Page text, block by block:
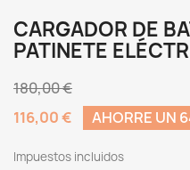
CARGADOR DE
PATINETE
180,00 €
116,00 €
AHORRE UN
Impuestos incluidos